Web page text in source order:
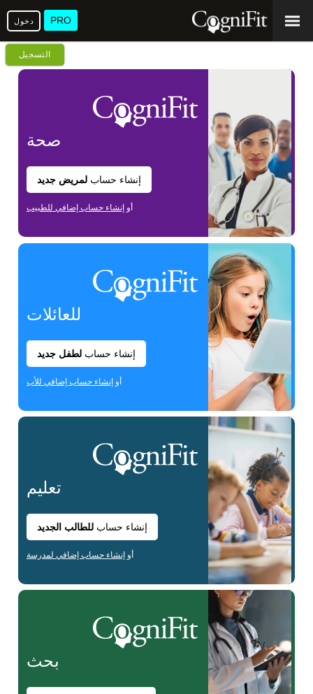
PRO دخول
التسجيل
صحة
إنشاء حسابلمريض جديد
أو إنشاء حساب إضافي للطبيب
للعائلات
إنشاء حسابلطفل جديد
أوإنشاء حساب إضافي للأب
تعليم
إنشاء حسابللطالب الجديد
أو إنشاء حساب إضافي لمدرسة
بحث